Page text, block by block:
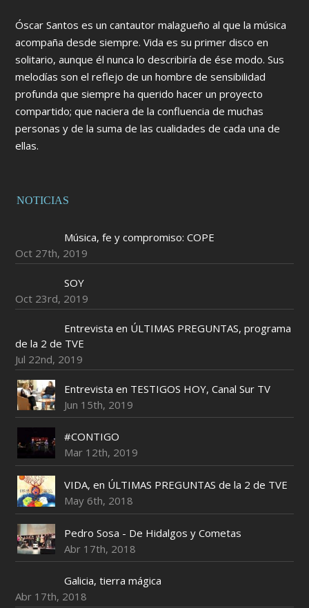
Óscar Santos es un cantautor malagueño al que la música
acompaña desde siempre. Vida es su primer disco en
solitario, aunque él nunca lo describiría de ése modo. Sus
melodías son el reflejo de un hombre de sensibilidad
profunda que siempre ha querido hacer un proyecto
compartido; que naciera de la confluencia de muchas
personas y de la suma de las cualidades de cada una de
ellas.
NOTICIAS
Música, fe y compromiso: COPE
Oct 27th, 2019
SOY
Oct 23rd, 2019
Entrevista en ÚLTIMAS PREGUNTAS, programa
de la 2 de TVE
Jul 22nd, 2019
Entrevista en TESTIGOS HOY, Canal Sur TV
Jun 15th, 2019
#CONTIGO
Mar 12th, 2019
VIDA, en ÚLTIMAS PREGUNTAS de la 2 de TVE
May 6th, 2018
Pedro Sosa - De Hidalgos y Cometas
Abr 17th, 2018
Galicia, tierra mágica
Abr 17th, 2018